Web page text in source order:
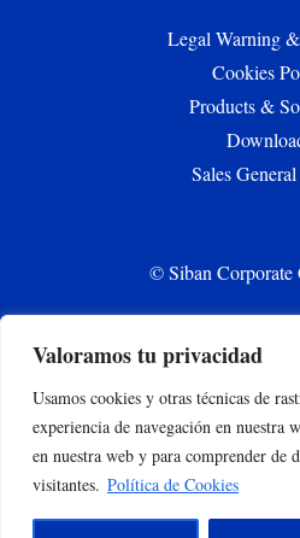
Valoramos tu privacidad
Usamos cookies y otras técnicas de
experiencia de navegación en nuestra
en nuestra web y para comprender de
visitantes. Política de Cookies
Legal Warning
Cookies
Products &
Sales
© Siban Corporate
+34
Parque empresarial Abra